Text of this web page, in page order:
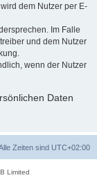
dem Nutzer per E-
Im Falle
und dem Nutzer
wenn der Nutzer
Daten
Zeiten sind UTC+02:00
Limited